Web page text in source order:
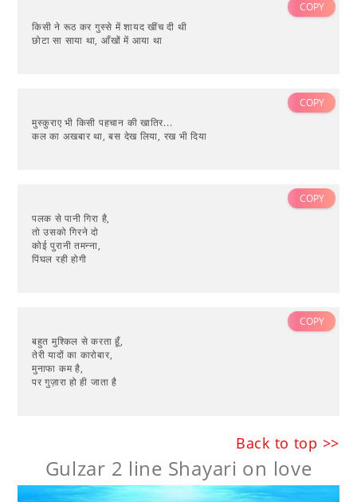
किसी ने रूठ कर गुस्से में शायद खींच दी थी
छोटा सा साया था, आँखों में आया था
COPY
मुस्कुराए भी किसी पहचान की खातिर...
कल का अखबार था, बस देख लिया, रख भी दिया
COPY
पलक से पानी गिरा है,
तो उसको गिरने दो
कोई पुरानी तमन्ना,
पिंघल रही होगी
COPY
बहुत मुश्किल से करता हूँ,
तेरी यादों का कारोबार,
मुनाफा कम है,
पर गुज़ारा हो ही जाता है
COPY
Back to top >>
Gulzar 2 line Shayari on love